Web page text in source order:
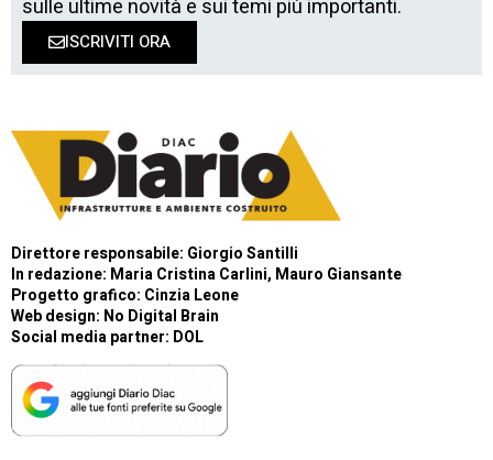
sulle ultime novità e sui temi più importanti.
ISCRIVITI ORA
Direttore responsabile: Giorgio Santilli
In redazione: Maria Cristina Carlini, Mauro Giansante
Progetto grafico: Cinzia Leone
Web design: No Digital Brain
Social media partner: DOL